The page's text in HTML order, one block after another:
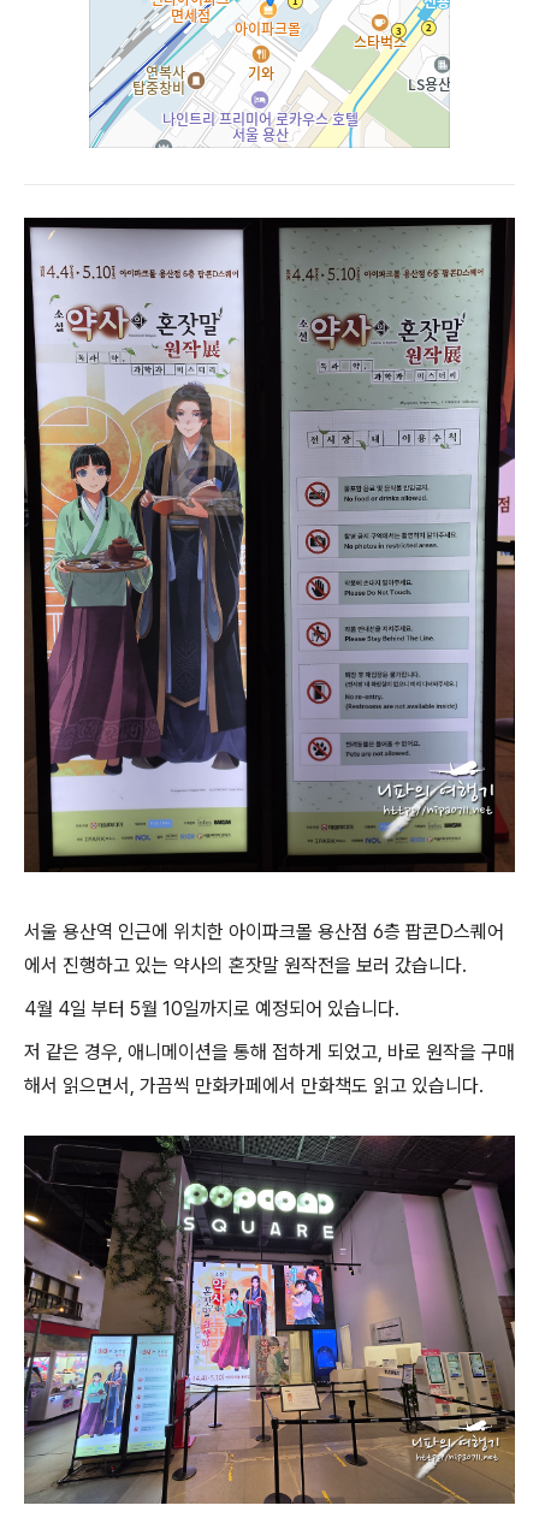
서울 용산역 인근에 위치한 아이파크몰 용산점 6층 팝콘D스퀘어
에서 진행하고 있는 약사의 혼잣말 원작전을 보러 갔습니다.
4월 4일 부터 5월 10일까지로 예정되어 있습니다.
저 같은 경우, 애니메이션을 통해 접하게 되었고, 바로 원작을 구매
해서 읽으면서, 가끔씩 만화카페에서 만화책도 읽고 있습니다.